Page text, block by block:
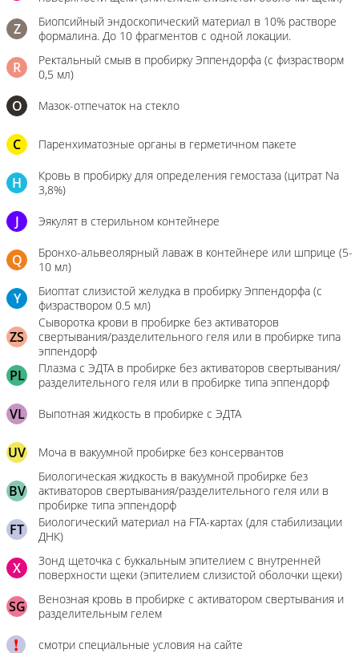
Z
Биопсийный эндоскопический материал в 10% растворе
формалина. До 10 фрагментов с одной локации.
R
Ректальный смыв в пробирку Эппендорфа (с физрастворм
0,5 мл)
О Мазок-отпечаток на стекло
C Паренхиматозные органы в герметичном пакете
H
Кровь в пробирку для определения гемостаза (цитрат Na
3,8%)
J Эякулят в стерильном контейнере
Q
Бронхо-альвеолярный лаваж в контейнере или шприце (5-
10 мл)
Y
Биоптат слизистой желудка в пробирку Эппендорфа (с
физраствором 0.5 мл)
ZS
Сыворотка крови в пробирке без активаторов
свертывания/разделительного геля или в пробирке типа
эппендорф
PL
Плазма с ЭДТА в пробирке без активаторов свертывания/
разделительного геля или в пробирке типа эппендорф
VL Выпотная жидкость в пробирке с ЭДТА
UV Моча в вакуумной пробирке без консервантов
BV
Биологическая жидкость в вакуумной пробирке без
активаторов свертывания/разделительного геля или в
пробирке типа эппендорф
FT
Биологический материал на FTA-картах (для стабилизации
ДНК)
X
Зонд щеточка с буккальным эпителием с внутренней
поверхности щеки (эпителием слизистой оболочки щеки)
SG
Венозная кровь в пробирке с активатором свертывания и
разделительным гелем
смотри специальные условия на сайте